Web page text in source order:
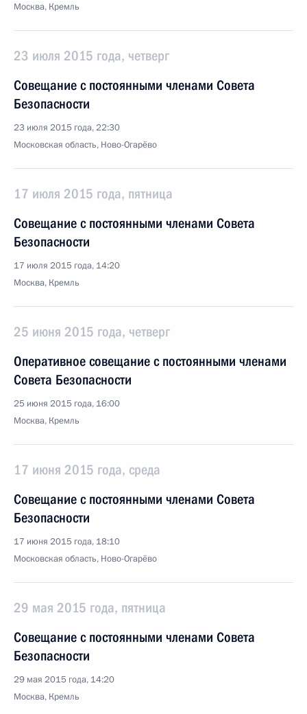
Москва, Кремль
23 июля 2015 года, четверг
Совещание с постоянными членами Совета
Безопасности
23 июля 2015 года, 22:30
Московская область, Ново-Огарёво
17 июля 2015 года, пятница
Совещание с постоянными членами Совета
Безопасности
17 июля 2015 года, 14:20
Москва, Кремль
25 июня 2015 года, четверг
Оперативное совещание с постоянными членами
Совета Безопасности
25 июня 2015 года, 16:00
Москва, Кремль
17 июня 2015 года, среда
Совещание с постоянными членами Совета
Безопасности
17 июня 2015 года, 18:10
Московская область, Ново-Огарёво
29 мая 2015 года, пятница
Совещание с постоянными членами Совета
Безопасности
29 мая 2015 года, 14:20
Москва, Кремль